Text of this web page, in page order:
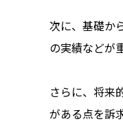
次に、基礎か
の実績などが
さらに、将来
がある点を訴